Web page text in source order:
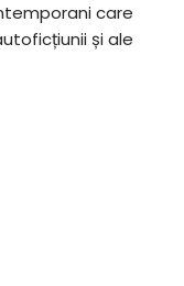
care
și ale